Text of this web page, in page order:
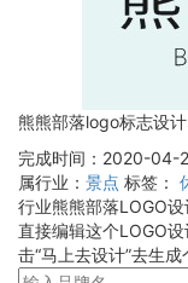
熊熊部落logo标志设计
完成时间：2020-04-
属行业： 景点 标签：
行业熊熊部落LOGO
直接编辑这个LOGO
击“马上去设计”去生成